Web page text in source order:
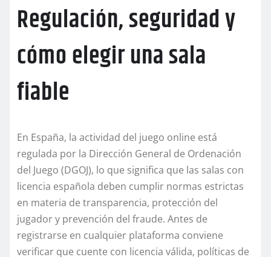
Regulación, seguridad y
cómo elegir una sala
fiable
En España, la actividad del juego online está
regulada por la Dirección General de Ordenación
del Juego (DGOJ), lo que significa que las salas con
licencia española deben cumplir normas estrictas
en materia de transparencia, protección del
jugador y prevención del fraude. Antes de
registrarse en cualquier plataforma conviene
verificar que cuente con licencia válida, políticas de